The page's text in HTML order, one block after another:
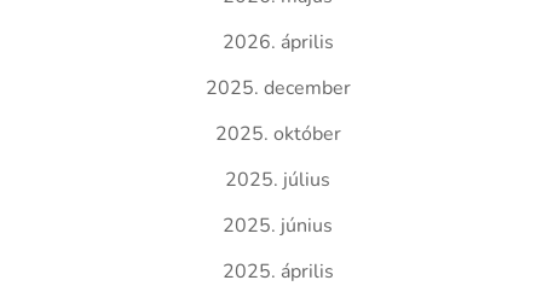
2026. április
2025. december
2025. október
2025. július
2025. június
2025. április